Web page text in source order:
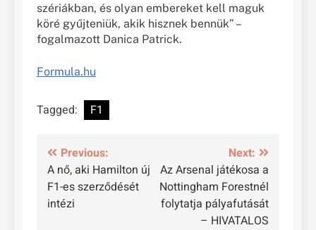
szériákban, és olyan embereket kell maguk
köré gyűjteniük, akik hisznek bennük” –
fogalmazott Danica Patrick.
Formula.hu
Tagged: F1
Bejegyzés
navigáció
Previous:
A nő, aki Hamilton új
F1-es szerződését
intézi
Next:
Az Arsenal játékosa a
Nottingham Forestnél
folytatja pályafutását
– HIVATALOS